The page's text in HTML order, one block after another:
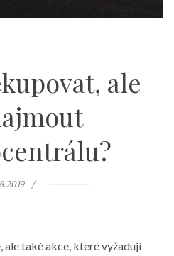
ale
také akce, které vyžadují